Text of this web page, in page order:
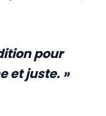
pour
et juste. »